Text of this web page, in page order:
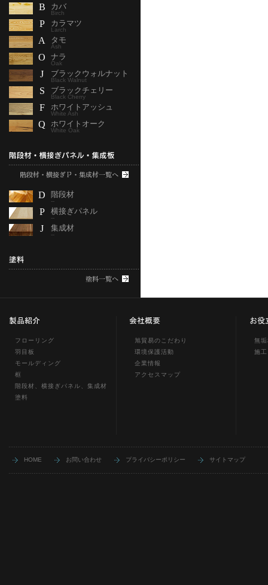
B カバ
Birch
P カラマツ
Larch
A タモ
Ash
O ナラ
Oak
J ブラックウォルナット
Black Walnut
S ブラックチェリー
Black Cherry
F ホワイトアッシュ
White Ash
Q ホワイトオーク
White Oak
D 階段材
--
P 横接ぎパネル
--
J 集成材
--
フローリング
羽目板
モールディング
框
階段材、横接ぎパネル、集成材
塗料
旭貿易のこだわり
環境保護活動
企業情報
アクセスマップ
無
施
HOME お問い合わせ プライバシーポリシー サイトマップ